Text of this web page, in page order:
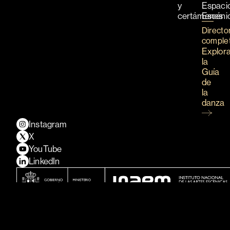
y
certámenes
la
Guía
de
la
danza
Instagram
X
YouTube
LinkedIn